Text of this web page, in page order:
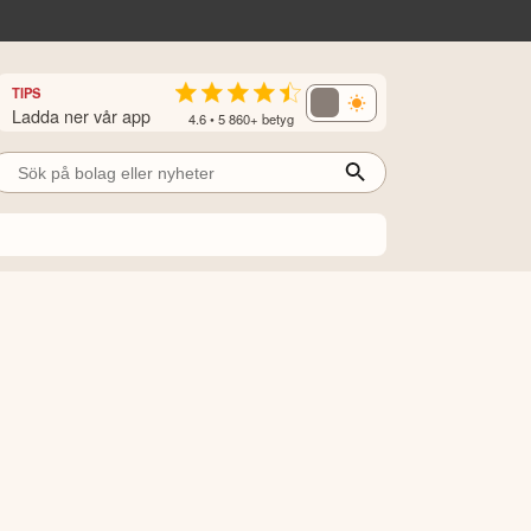
TIPS
Ladda ner vår app 4.6 • 5 860+ betyg